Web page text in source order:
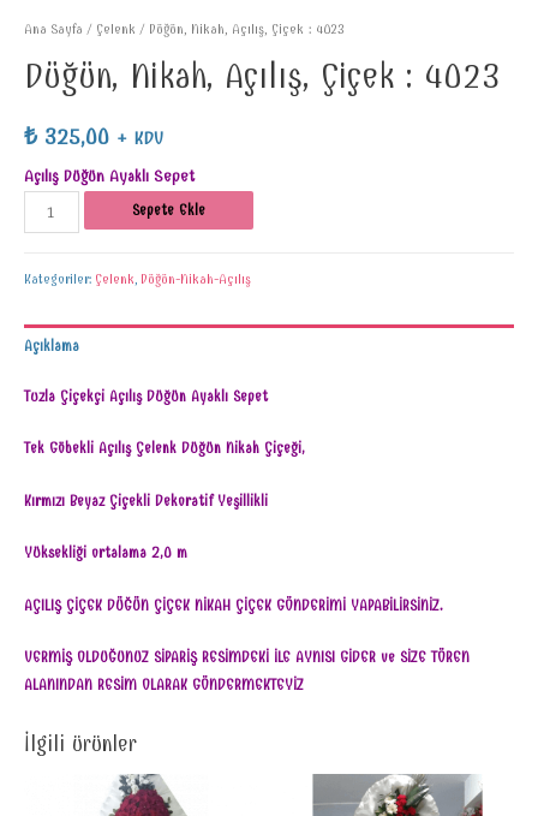
Ana Sayfa / Çelenk / Düğün, Nikah, Açılış, Çiçek : 4023
Düğün, Nikah, Açılış, Çiçek : 4023
₺325,00 + KDV
Açılış Düğün Ayaklı Sepet
Sepete Ekle
Kategoriler: Çelenk, Düğün-Nikah-Açılış
Açıklama
Tuzla Çiçekçi Açılış Düğün Ayaklı Sepet
Tek Göbekli Açılış Çelenk Düğün Nikah Çiçeği,
Kırmızı Beyaz Çiçekli Dekoratif Yeşillikli
Yüksekliği ortalama 2,0 m
AÇILIŞ ÇİÇEK DÜĞÜN ÇİÇEK NİKAH ÇİÇEK GÖNDERİMİ YAPABİLİRSİNİZ.
VERMİŞ OLDUĞUNUZ SİPARİŞ RESİMDEKİ İLE AYNISI GİDER ve SİZE TÖREN
ALANINDAN RESİM OLARAK GÖNDERMEKTEYİZ
İlgili ürünler